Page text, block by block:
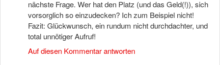
nächste Frage. Wer hat den Platz (und das Geld(!)), sich
vorsorglich so einzudecken? Ich zum Beispiel nicht!
Fazit: Glückwunsch, ein rundum nicht durchdachter, und
total unnötiger Aufruf!
Auf diesen Kommentar antworten